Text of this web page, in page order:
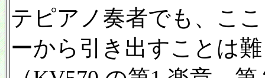
テピアノ奏者でも、こ
ーから引き出すことは